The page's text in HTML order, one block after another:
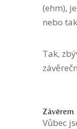
(ehm),
nebo
Tak,
Závěrem
Vůbec